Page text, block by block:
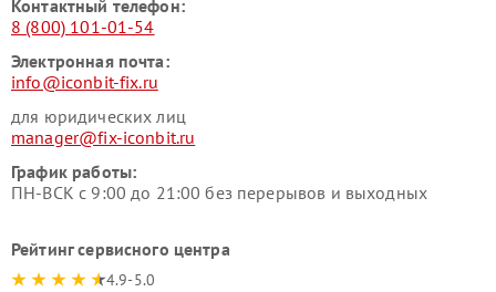
Контактный телефон:
8 (800) 101-01-54
Электронная почта:
info@iconbit-fix.ru
для юридических лиц
manager@fix-iconbit.ru
График работы:
ПН-ВСК с 9:00 до 21:00 без перерывов и выходных
Рейтинг сервисного центра
4.9-5.0